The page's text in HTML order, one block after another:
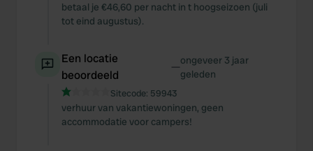
betaal je €46,60 per nacht in t hoogseizoen (juli
tot eind augustus).
Een locatie
beoordeeld
—ongeveer 3 jaar
geleden
Sitecode: 59943
verhuur van vakantiewoningen, geen
accommodatie voor campers!